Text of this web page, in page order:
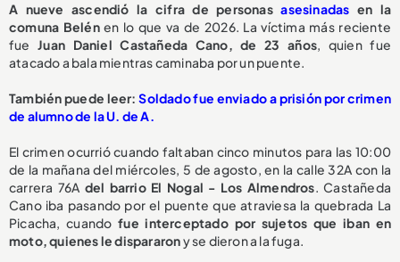
A nueve ascendió la cifra de personasasesinadas en la
comuna Belénen lo que va de 2026. La víctima más reciente
fueJuan Daniel Castañeda Cano, de 23 años, quien fue
atacado a bala mientras caminaba por un puente.
También puede leer:Soldado fue enviado a prisión por crimen
de alumno de la U. de A.
El crimen ocurrió cuando faltaban cinco minutos para las 10:00
de la mañana del miércoles, 5 de agosto, en la calle 32A con la
carrera 76A del barrio El Nogal - Los Almendros. Castañeda
Cano iba pasando por el puente que atraviesa la quebrada La
Picacha, cuandofue interceptado por sujetos que iban en
moto, quienes le dispararony se dieron a la fuga.